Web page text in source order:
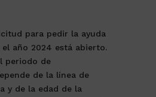
para pedir la ayuda
año 2024 está abierto.
periodo de
de la línea de
y de la edad de la